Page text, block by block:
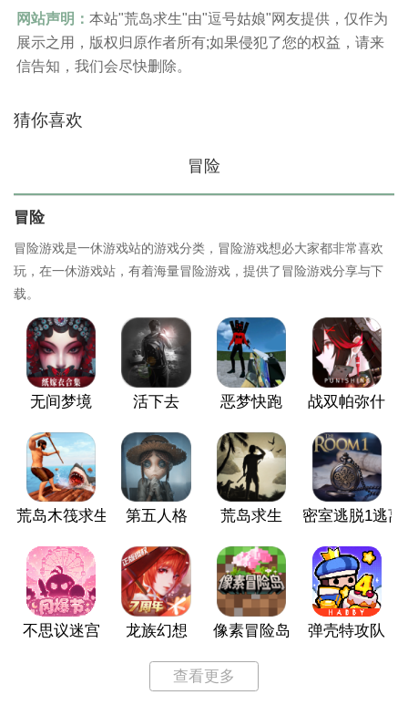
网站声明： 本站"荒岛求生"由"逗号姑娘"网友提供，仅作为
展示之用，版权归原作者所有;如果侵犯了您的权益，请来
信告知，我们会尽快删除。
猜你喜欢
冒险
冒险
冒险游戏是一休游戏站的游戏分类，冒险游戏想必大家都非常喜欢
玩，在一休游戏站，有着海量冒险游戏，提供了冒险游戏分享与下
载。
无间梦境 活下去 恶梦快跑 战双帕弥什
荒岛木筏求生 第五人格 荒岛求生 密室逃脱1逃离
不思议迷宫 龙族幻想 像素冒险岛 弹壳特攻队
查看更多